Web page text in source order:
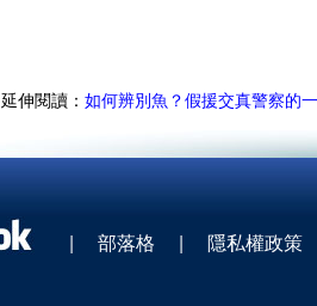
延伸閱讀： 如何辨別魚？假援交真警察的
| 部落格 | 隱私權政策